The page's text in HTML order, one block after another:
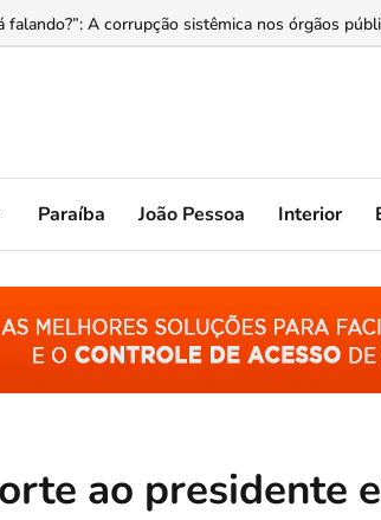
e fortalece tradição do almoço em
Paraíba João Pessoa Interior
ao presidente